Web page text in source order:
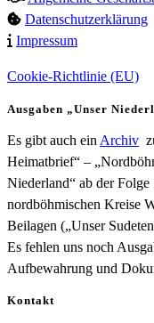
Datenschutzerklärung
Impressum
Cookie-Richtlinie (EU)
Ausgaben „Unser
Es gibt auch ein Archiv
Heimatbrief“ –
Niederland“ ab der
nordböhmischen Kreise
Beilagen („Unser
Es fehlen uns noch
Aufbewahrung und
Kontakt